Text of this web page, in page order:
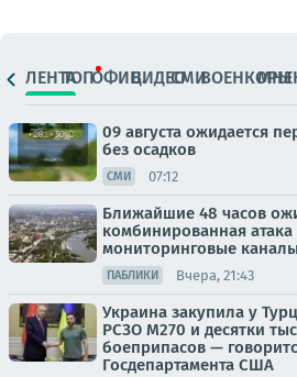
ЛЕНТАТОПОФИЦ.ВИДЕОСМИВОЕНКОРЫ
09 августа ожидается
без осадков
СМИ 07:12
Ближайшие 48 часов
комбинированная
мониторинговые каналы
ПАБЛИКИ Вчера, 21:43
Украина закупила у
РСЗО M270 и десятки
боеприпасов —
Госдепартамента США